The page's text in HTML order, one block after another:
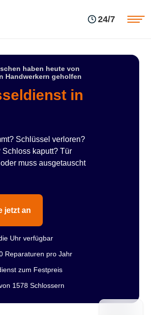
24/7
haben heute von
Handwerkern geholfen
in
Schlüssel verloren?
Schloss kaputt? Tür
muss ausgetauscht
jetzt an
Uhr verfügbar
Reparaturen pro Jahr
zum Festpreis
1578 Schlossern